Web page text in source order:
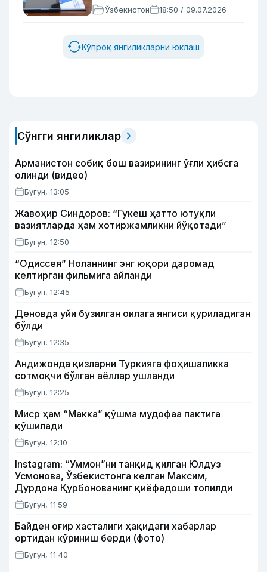
Ўзбекистон 18:50 / 09.07.2026
Кўпроқ янгиликларни юклаш
Сўнгги янгиликлар
Арманистон собиқ бош вазирининг ўғли ҳибсга
олинди (видео)
Бугун, 13:05
Жавоҳир Синдоров: “Гукеш ҳатто ютуқли
вазиятларда ҳам хотиржамликни йўқотади”
Бугун, 12:50
“Одиссея” Ноланнинг энг юқори даромад
келтирган фильмига айланди
Бугун, 12:45
Деновда уйи бузилган оилага янгиси қуриладиган
бўлди
Бугун, 12:35
Андижонда қизларни Туркияга фоҳишаликка
сотмоқчи бўлган аёллар ушланди
Бугун, 12:25
Миср ҳам “Макка” қўшма мудофаа пактига
қўшилади
Бугун, 12:10
Instagram: “Уммон”ни танқид қилган Юлдуз
Усмонова, Ўзбекистонга келган Максим,
Дурдона Қурбонованинг қиёфадоши топилди
Бугун, 11:59
Байден оғир хасталиги ҳақидаги хабарлар
ортидан кўриниш берди (фото)
Бугун, 11:40